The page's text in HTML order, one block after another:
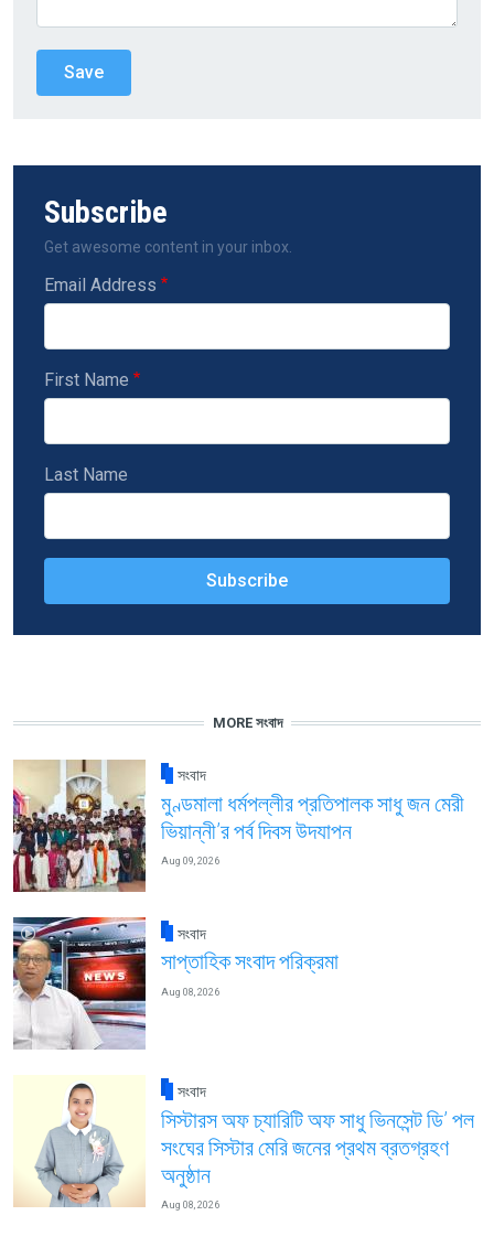
Subscribe
Get awesome content in your inbox.
Email Address
First Name
Last Name
MORE সংবাদ
সংবাদ
মুণ্ডমালা ধর্মপল্লীর প্রতিপালক সাধু জন মেরী
ভিয়ান্নী’র পর্ব দিবস উদযাপন
Aug 09, 2026
সংবাদ
সাপ্তাহিক সংবাদ পরিক্রমা
Aug 08, 2026
সংবাদ
সিস্টারস অফ চ্যারিটি অফ সাধু ভিনসেন্ট ডি’ পল
সংঘের সিস্টার মেরি জনের প্রথম ব্রতগ্রহণ
অনুষ্ঠান
Aug 08, 2026